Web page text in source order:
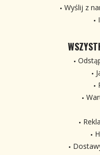
Wyślij z